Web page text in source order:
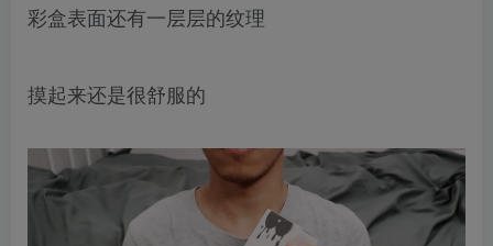
彩盒表面还有一层层的纹理
摸起来还是很舒服的